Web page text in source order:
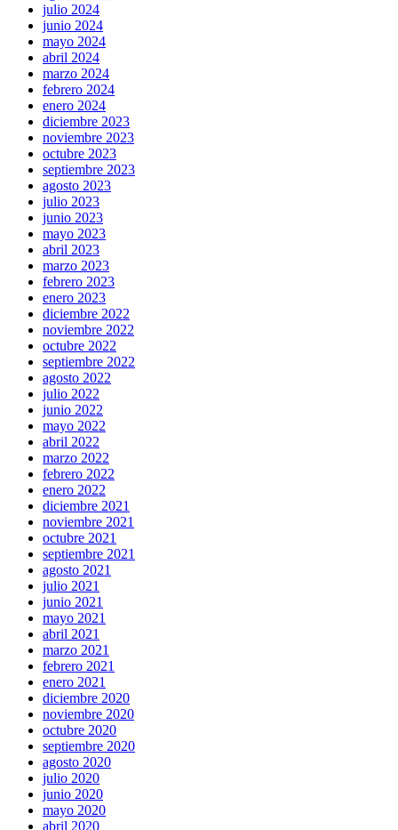
julio 2024
junio 2024
mayo 2024
abril 2024
marzo 2024
febrero 2024
enero 2024
diciembre 2023
noviembre 2023
octubre 2023
septiembre 2023
agosto 2023
julio 2023
junio 2023
mayo 2023
abril 2023
marzo 2023
febrero 2023
enero 2023
diciembre 2022
noviembre 2022
octubre 2022
septiembre 2022
agosto 2022
julio 2022
junio 2022
mayo 2022
abril 2022
marzo 2022
febrero 2022
enero 2022
diciembre 2021
noviembre 2021
octubre 2021
septiembre 2021
agosto 2021
julio 2021
junio 2021
mayo 2021
abril 2021
marzo 2021
febrero 2021
enero 2021
diciembre 2020
noviembre 2020
octubre 2020
septiembre 2020
agosto 2020
julio 2020
junio 2020
mayo 2020
abril 2020